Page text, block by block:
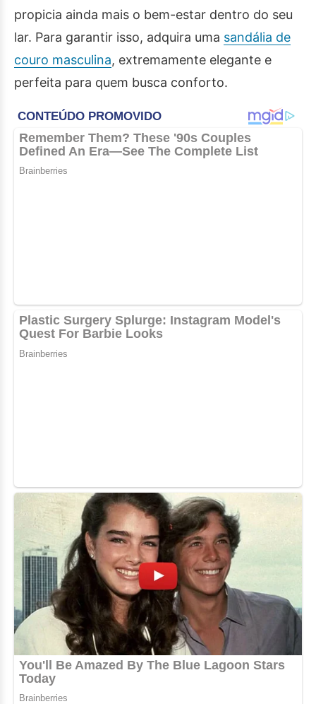
propicia ainda mais o bem-estar dentro do seu
lar. Para garantir isso, adquira uma sandália de
couro masculina, extremamente elegante e
perfeita para quem busca conforto.